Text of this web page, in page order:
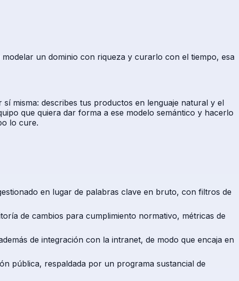
un dominio con riqueza y curarlo con el tiempo, esa
misma: describes tus productos en lenguaje natural y el
que quiera dar forma a ese modelo semántico y hacerlo
lo cure.
en lugar de palabras clave en bruto, con filtros de
de cambios para cumplimiento normativo, métricas de
de integración con la intranet, de modo que encaja en
pública, respaldada por un programa sustancial de